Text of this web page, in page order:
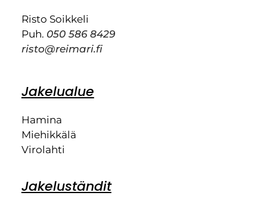
Risto Soikkeli
Puh. 050 586 8429
risto@reimari.fi
Jakelualue
Hamina
Miehikkälä
Virolahti
Jakeluständit